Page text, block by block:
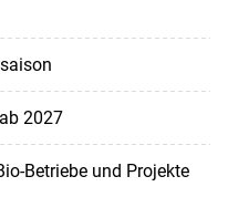
2027
Betriebe und Projekte